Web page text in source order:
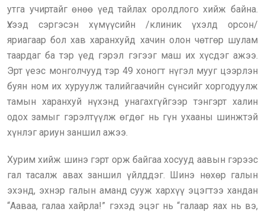
утга учиртайг өнөө үед тайлах оролдлого хийж байна.
Үхээд сэргэсэн хүмүүсийн /клиник үхэлд орсон/
яриагаар бол хав харанхуйд хачин олон чөтгөр шулам
таардаг ба тэр үед гэрэл гэгээг маш их хүсдэг ажээ.
Эрт үеэс монголчууд тэр 49 хоногт нүгэл мууг цээрлэн
буян ном их хуруулж талийгаачийн сүнсийг хоргодуулж
тамын харанхуй нүхэнд унагахгүйгээр тэнгэрт халин
одох замыг гэрэлтүүлж өгдөг нь гүн ухааны шинжтэй
хүнлэг ариун заншил ажээ.
Хурим хийж шинэ гэрт орж байгаа хосууд аавын гэрээс
гал тасалж авах заншил үйлддэг. Шинэ нөхөр галын
эхэнд, эхнэр галын аманд сууж хархүү эцэгтээ хандан
“Ааваа, галаа хайрла!” гэхэд эцэг нь “галаар яах нь вэ,